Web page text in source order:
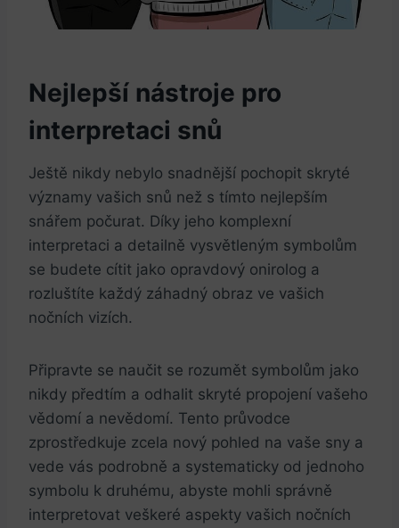
Nejlepší nástroje pro
interpretaci snů
Ještě nikdy nebylo snadnější pochopit skryté
významy vašich snů než s tímto nejlepším
snářem počurat. Díky jeho komplexní
interpretaci a detailně vysvětleným symbolům
se budete cítit jako opravdový onirolog a
rozluštíte každý záhadný obraz ve vašich
nočních vizích.
Připravte se naučit se rozumět symbolům jako
nikdy předtím a odhalit skryté propojení vašeho
vědomí a nevědomí. Tento průvodce
zprostředkuje zcela nový pohled na vaše sny a
vede vás podrobně a systematicky od jednoho
symbolu k druhému, abyste mohli správně
interpretovat veškeré aspekty vašich nočních